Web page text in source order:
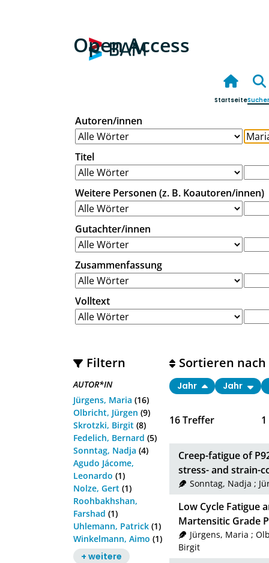
Open Access
Startseite
Autoren/innen
Titel
Weitere Personen (z. B. Koautoren/innen)
Gutachter/innen
Zusammenfassung
Volltext
Filtern
AUTOR*IN
Jürgens, Maria (16)
Olbricht, Jürgen (9)
Skrotzki, Birgit (8)
Fedelich, Bernard (5)
Sonntag, Nadja (4)
Agudo Jácome,
Leonardo (1)
Nolze, Gert (1)
Roohbakhshan,
Farshad (1)
Uhlemann, Patrick (1)
Winkelmann, Aimo (1)
+ weitere
16Treffer 1
Sortieren nach
Jahr Jahr
Creep-fatigue of
stress- and strain-
Sonntag, Nadja ;
Low Cycle Fatigue
Martensitic Grade
Jürgens, Maria ;
Birgit